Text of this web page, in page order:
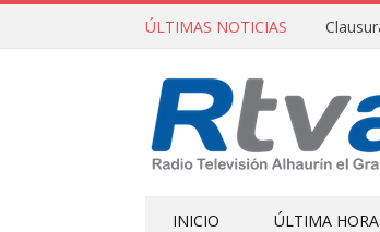
ÚLTIMAS NOTICIAS
INICIO ÚLTIMA HORA